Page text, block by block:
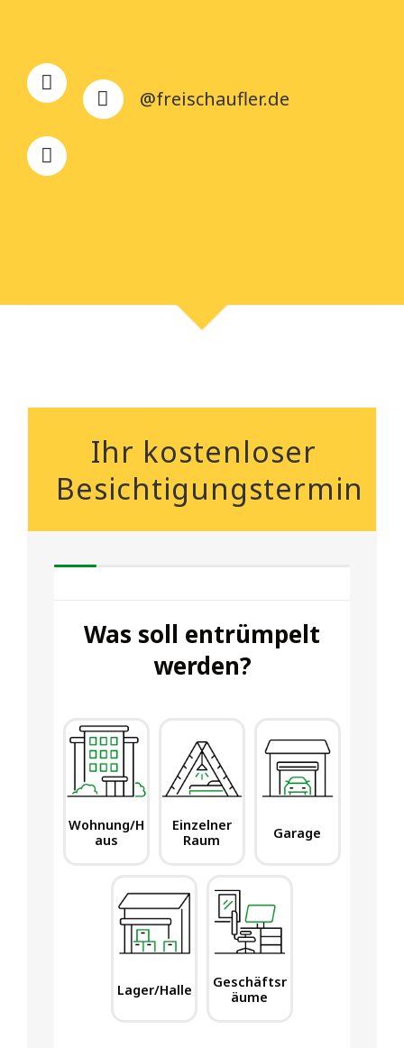
@freischaufler.de
Ihr kostenloser
Besichtigungstermin